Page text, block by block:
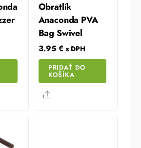
Obratlík
Anaconda PVA
Bag Swivel
3.95 € s DPH
PRIDAŤ DO
KOŠÍKA
Share